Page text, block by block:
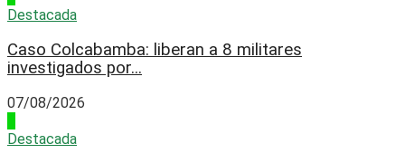
Destacada
Caso Colcabamba: liberan a 8 militares
investigados por...
07/08/2026
Destacada